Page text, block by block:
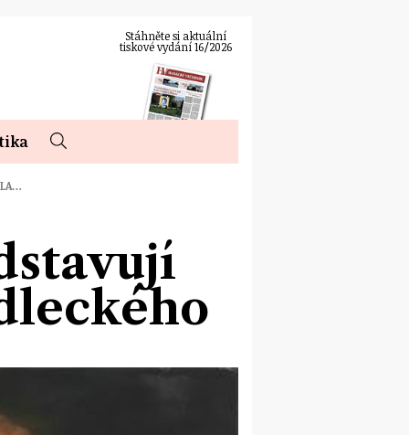
Stáhněte si aktuální
tiskové vydání 16/2026